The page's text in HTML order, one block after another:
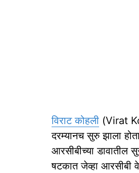
विराट कोहली (Virat
दरम्यानच सुरु झाला
आरसीबीच्या डावातील
षटकात जेव्हा आरसीबी